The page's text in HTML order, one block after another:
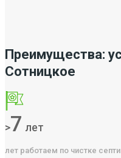
Преимущества:
Сотницкое
>7 лет
лет работаем по чистке